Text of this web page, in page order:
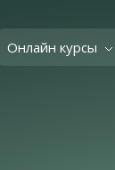
Онлайн курсы